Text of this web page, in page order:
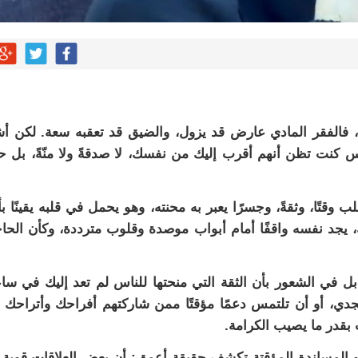
المادي عارض قد يزول، والضيق قد تعقبه سعة. لكن
كنت تظن أنهم أقرب إليك من نفسك، لا صدقةً ولا منّةً، بل
وقتًا، وثقةً، وجسرًا يعبر به محنته، وهو يحمل في قلبه يقينًا
يجد نفسه واقفًا أمام أبواب موصدة وقلوب مترددة، وكأن
في الشعور بأن الثقة التي منحتها للناس لم تعد إليك في
أو أن تلتمس دعمًا مؤقتًا ممن شاركتهم أفراحك وأتراحك
ما يصيب الكرامة.